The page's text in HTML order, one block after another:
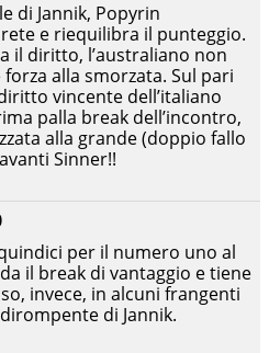
per il numero uno al
il break di vantaggio e tiene
invece, in alcuni frangenti
di Jannik.
di Jannik, Popyrin
e riequilibra il punteggio.
il diritto, l’australiano non
alla smorzata. Sul pari
vincente dell’italiano
palla break dell’incontro,
alla grande (doppio fallo
Sinner!!